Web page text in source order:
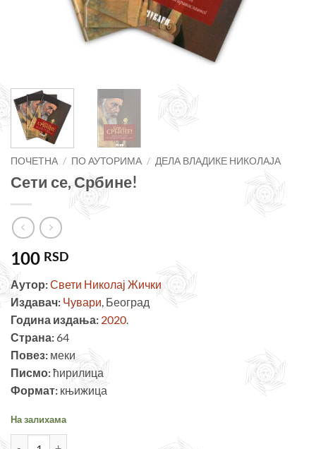
ПОЧЕТНА / ПО АУТОРИМА / ДЕЛА ВЛАДИКЕ НИКОЛАЈА
Сети се, Србине!
100 RSD
Аутор:Свети Николај Жички
Издавач: Чувари, Београд
Година издања: 2020.
Страна: 64
Повез: меки
Писмо:ћирилица
Формат: књижица
На залихама